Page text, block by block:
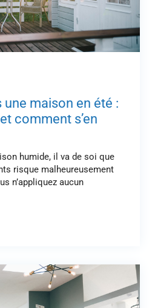
maison en été :
comment s’en
humide, il va de soi que
risque malheureusement
n’appliquez aucun